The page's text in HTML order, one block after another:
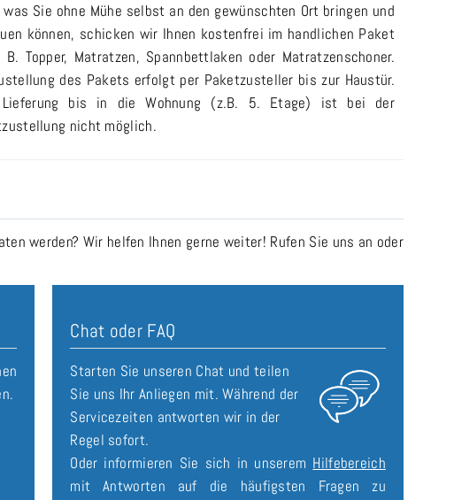
Sie ohne Mühe selbst an den gewünschten Ort bringen und
können, schicken wir Ihnen kostenfrei im handlichen Paket
Topper, Matratzen, Spannbettlaken oder Matratzenschoner.
des Pakets erfolgt per Paketzusteller bis zur Haustür.
Lieferung bis in die Wohnung (z.B. 5. Etage) ist bei der
nicht möglich.
werden? Wir helfen Ihnen gerne weiter! Rufen Sie uns an oder
Chat oder FAQ
Starten Sie unseren Chat und teilen
Sie uns Ihr Anliegen mit. Während der
Servicezeiten antworten wir in der
Regel sofort.
Oder informieren Sie sich in unserem Hilfebereich
mit Antworten auf die häufigsten Fragen zu